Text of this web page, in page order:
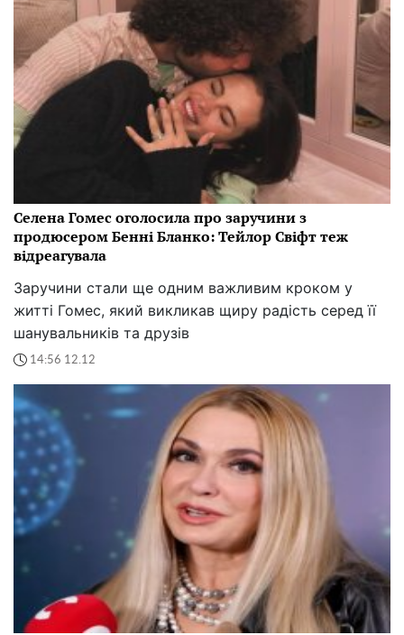
Селена Гомес оголосила про заручини з
продюсером Бенні Бланко: Тейлор Свіфт теж
відреагувала
Заручини стали ще одним важливим кроком у
житті Гомес, який викликав щиру радість серед її
шанувальників та друзів
14:56 12.12